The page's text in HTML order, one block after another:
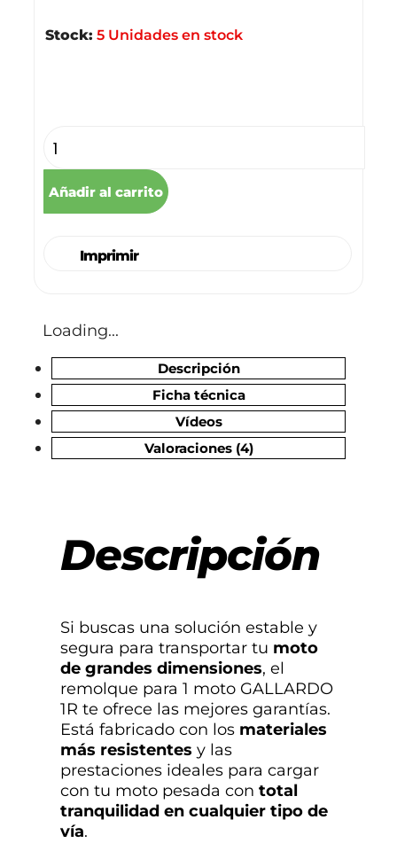
Stock: 5 Unidades en stock
Añadir al carrito
Imprimir
Loading...
Descripción
Ficha técnica
Vídeos
Valoraciones (4)
Descripción
Si buscas una solución estable y
segura para transportar tu moto
de grandes dimensiones, el
remolque para 1 moto GALLARDO
1R te ofrece las mejores garantías.
Está fabricado con los materiales
más resistentes y las
prestaciones ideales para cargar
con tu moto pesada con total
tranquilidad en cualquier tipo de
vía.